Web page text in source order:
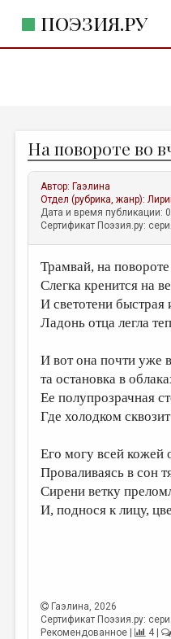
ПОЭЗИЯ.РУ
ЖАНРЫ
АВТОРЫ
КОММЕНТАРИИ
ЛИТСАЛОН
НОВОСТИ
ПРАВИЛА САЙТА
ИЗБРАННОЕ
ДАЙДЖЕСТ
ПРОИЗВЕДЕНИЯ
ПЕРЕВОДЫ
КОНКУРСЫ
ДЕТСКАЯ КОМНАТА
ОБЪЯВЛЕНИЯ
На повороте во
Автор: Гаэлина
Отдел (рубрика, жанр):
Дата и время публикации:
Сертификат Поэзия.ру:
Трамвай, на
Слегка кренится на
И светотени быстрая
Ладонь отца легла
И вот она почти уже
та остановка в
Ее полупрозрачная
Где холодком
Его могу всей кожей
Проваливаясь в сон
Сирени ветку
И, поднося к лицу,
Гаэлина, 2026
Сертификат Поэзия.ру:
Рекомендованное |
4 |